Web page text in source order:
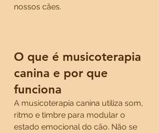
nossos cães.
O que é musicoterapia
canina e por que
funciona
A musicoterapia canina utiliza som,
ritmo e timbre para modular o
estado emocional do cão. Não se